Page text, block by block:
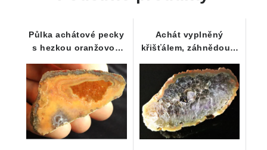
Půlka achátové pecky
s hezkou oranžovou
mm
Achát vyplněný
křišťálem, záhnědou a